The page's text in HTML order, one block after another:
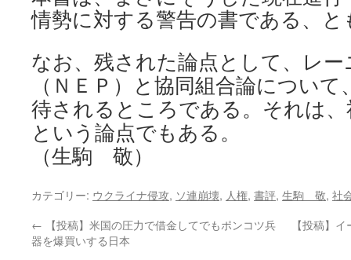
情勢に対する警告の書である、と
なお、残された論点として、レ
（ＮＥＰ）と協同組合論につい
待されるところである。それは
という論点でもある。
（生駒 敬）
カテゴリー: ウクライナ侵攻, ソ連崩壊, 人権, 書評, 生駒 敬, 社
← 【投稿】米国の圧力で借金してでもポンコツ兵
器を爆買いする日本
【投稿】